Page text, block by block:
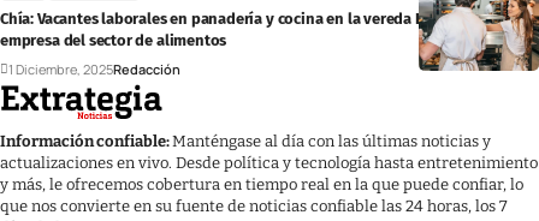
Chía: Vacantes laborales en panadería y cocina en la vereda Fagua, con
empresa del sector de alimentos
1 Diciembre, 2025Redacción
Información confiable:Manténgase al día con las últimas noticias y
actualizaciones en vivo. Desde política y tecnología hasta entretenimiento
y más, le ofrecemos cobertura en tiempo real en la que puede confiar, lo
que nos convierte en su fuente de noticias confiable las 24 horas, los 7